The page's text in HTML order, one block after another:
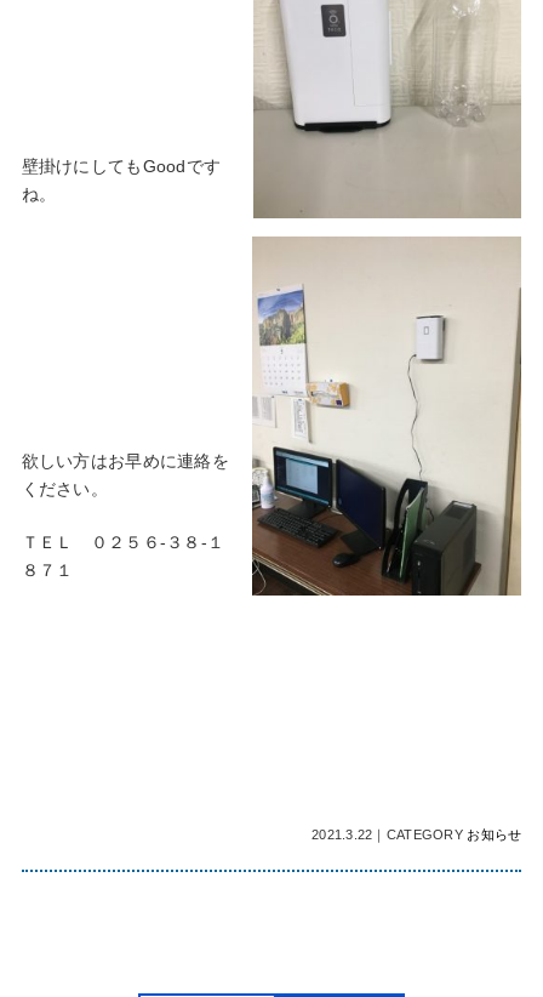
壁掛けにしてもGoodです
ね。
欲しい方はお早めに連絡を
ください。
ＴＥＬ ０２５６-３８-１
８７１
2021.3.22 ｜ CATEGORY お知らせ